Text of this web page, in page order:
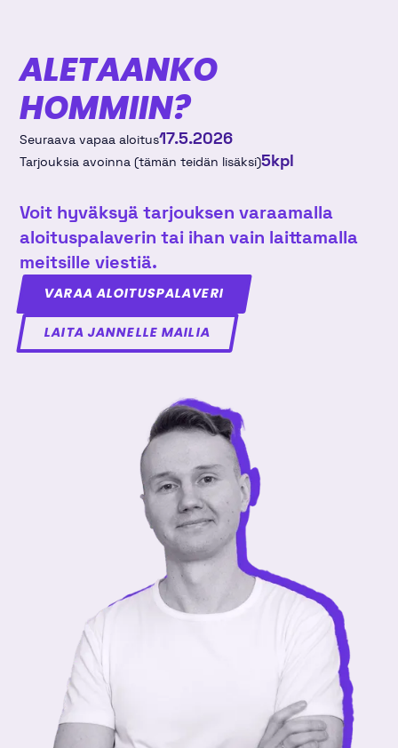
ALETAANKO
HOMMIIN?
Seuraava vapaa aloitus17.5.2026
Tarjouksia avoinna (tämän teidän lisäksi)5kpl
Voit hyväksyä tarjouksen varaamalla
aloituspalaverin tai ihan vain laittamalla
meitsille viestiä.
VARAA ALOITUSPALAVERI
LAITA JANNELLE MAILIA